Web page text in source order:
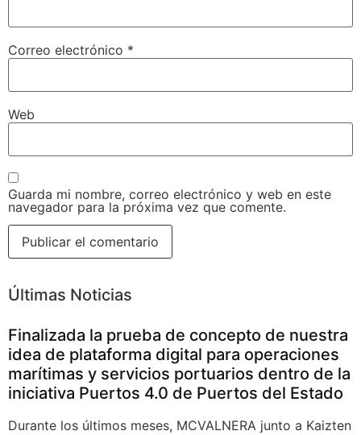
Correo electrónico *
Web
Guarda mi nombre, correo electrónico y web en este
navegador para la próxima vez que comente.
Últimas Noticias
Finalizada la prueba de concepto de nuestra
idea de plataforma digital para operaciones
marítimas y servicios portuarios dentro de la
iniciativa Puertos 4.0 de Puertos del Estado
Durante los últimos meses, MCVALNERA junto a Kaizten